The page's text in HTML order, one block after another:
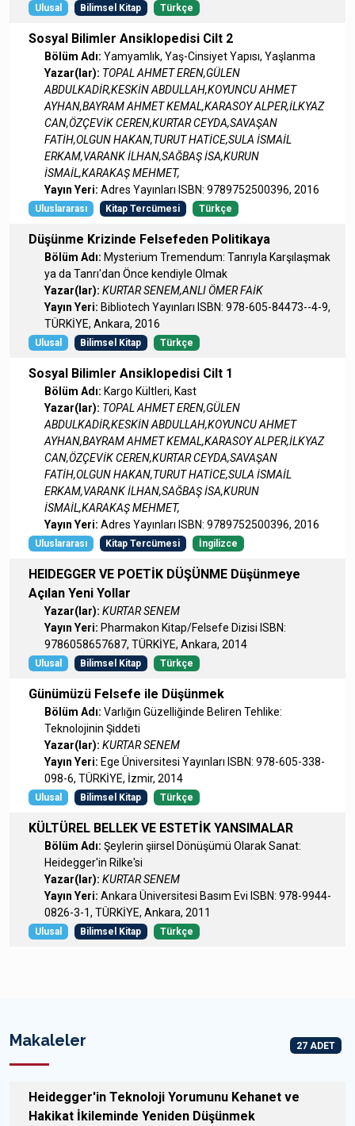
Ulusal Bilimsel Kitap Türkçe
Sosyal Bilimler Ansiklopedisi Cilt 2
Bölüm Adı: Yamyamlık, Yaş-Cinsiyet Yapısı, Yaşlanma
Yazar(lar): TOPAL AHMET EREN,GÜLEN
ABDULKADİR,KESKİN ABDULLAH,KOYUNCU AHMET
AYHAN,BAYRAM AHMET KEMAL,KARASOY ALPER,İLKYAZ
CAN,ÖZÇEVİK CEREN,KURTAR CEYDA,SAVAŞAN
FATİH,OLGUN HAKAN,TURUT HATİCE,SULA İSMAİL
ERKAM,VARANK İLHAN,SAĞBAŞ İSA,KURUN
İSMAİL,KARAKAŞ MEHMET,
Yayın Yeri: Adres Yayınları ISBN: 9789752500396, 2016
Uluslararası Kitap Tercümesi Türkçe
Düşünme Krizinde Felsefeden Politikaya
Bölüm Adı: Mysterium Tremendum: Tanrıyla Karşılaşmak
ya da Tanrı'dan Önce kendiyle Olmak
Yazar(lar): KURTAR SENEM,ANLI ÖMER FAİK
Yayın Yeri: Bibliotech Yayınları ISBN: 978-605-84473--4-9,
TÜRKİYE, Ankara, 2016
Ulusal Bilimsel Kitap Türkçe
Sosyal Bilimler Ansiklopedisi Cilt 1
Bölüm Adı: Kargo Kültleri, Kast
Yazar(lar): TOPAL AHMET EREN,GÜLEN
ABDULKADİR,KESKİN ABDULLAH,KOYUNCU AHMET
AYHAN,BAYRAM AHMET KEMAL,KARASOY ALPER,İLKYAZ
CAN,ÖZÇEVİK CEREN,KURTAR CEYDA,SAVAŞAN
FATİH,OLGUN HAKAN,TURUT HATİCE,SULA İSMAİL
ERKAM,VARANK İLHAN,SAĞBAŞ İSA,KURUN
İSMAİL,KARAKAŞ MEHMET,
Yayın Yeri: Adres Yayınları ISBN: 9789752500396, 2016
Uluslararası Kitap Tercümesi İngilizce
HEIDEGGER VE POETİK DÜŞÜNME Düşünmeye
Açılan Yeni Yollar
Yazar(lar): KURTAR SENEM
Yayın Yeri: Pharmakon Kitap/Felsefe Dizisi ISBN:
9786058657687, TÜRKİYE, Ankara, 2014
Ulusal Bilimsel Kitap Türkçe
Günümüzü Felsefe ile Düşünmek
Bölüm Adı: Varlığın Güzelliğinde Beliren Tehlike:
Teknolojinin Şiddeti
Yazar(lar): KURTAR SENEM
Yayın Yeri: Ege Üniversitesi Yayınları ISBN: 978-605-338-
098-6, TÜRKİYE, İzmir, 2014
Ulusal Bilimsel Kitap Türkçe
KÜLTÜREL BELLEK VE ESTETİK YANSIMALAR
Bölüm Adı: Şeylerin şiirsel Dönüşümü Olarak Sanat:
Heidegger'in Rilke'si
Yazar(lar): KURTAR SENEM
Yayın Yeri: Ankara Üniversitesi Basım Evi ISBN: 978-9944-
0826-3-1, TÜRKİYE, Ankara, 2011
Ulusal Bilimsel Kitap Türkçe
Makaleler 27 ADET
Heidegger'in Teknoloji Yorumunu Kehanet ve
Hakikat İkileminde Yeniden Düşünmek